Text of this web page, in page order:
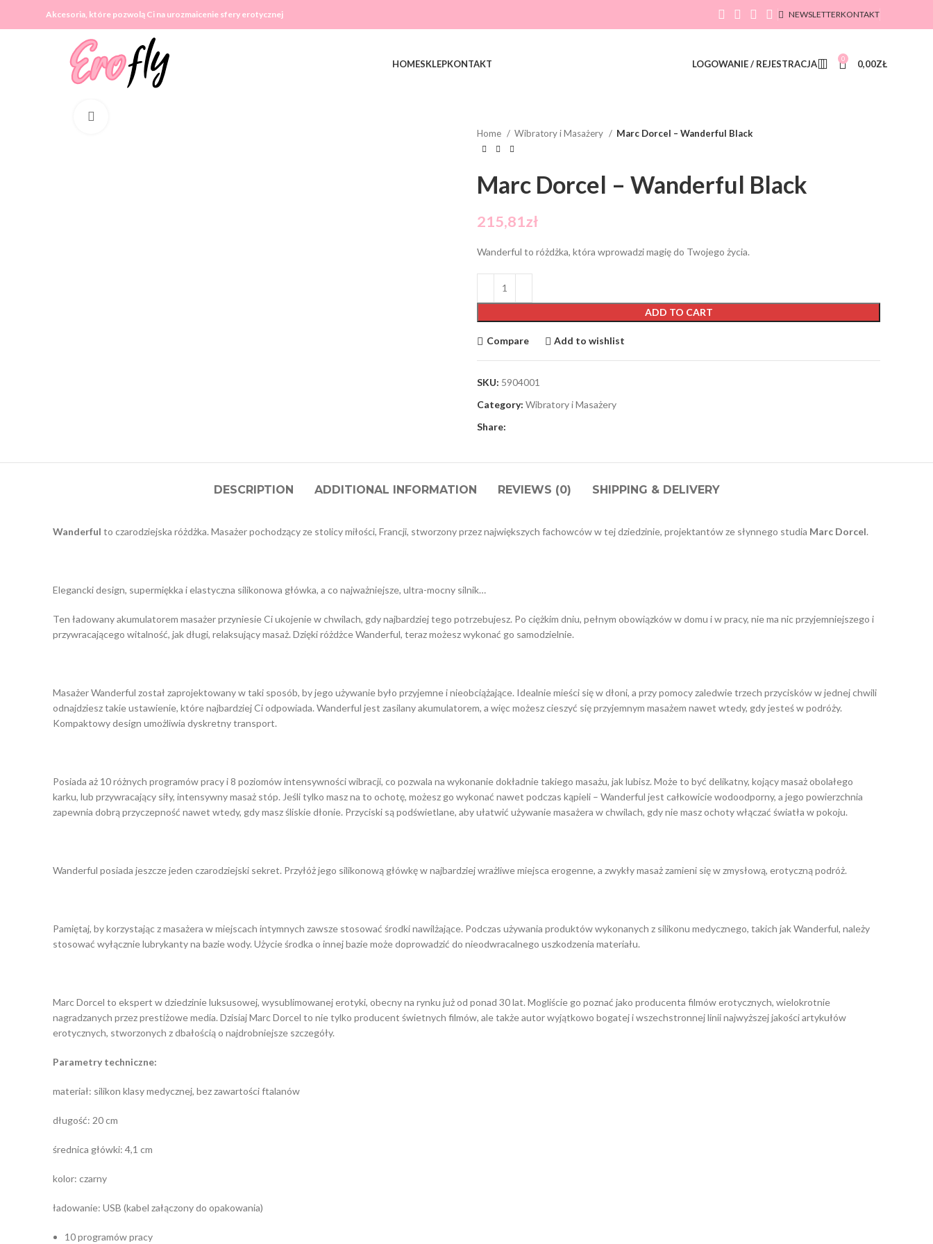
Akcesoria, które pozwolą Ci na urozmaicenie sfery erotycznej NEWSLETTERKONTAKT
HOMESKLEPKONTAKT LOGOWANIE / REJESTRACJA 0 0,00ZŁ
Home
Wibratory i Masażery Marc Dorcel – Wanderful Black
Marc Dorcel – Wanderful Black
215,81zł
Wanderful to różdżka, która wprowadzi magię do Twojego życia.
ADD TO CART
Compare Add to wishlist
SKU: 5904001
Category: Wibratory i Masażery
Share:
DESCRIPTION ADDITIONAL INFORMATION REVIEWS (0) SHIPPING & DELIVERY
Wanderful to czarodziejska różdżka. Masażer pochodzący ze stolicy miłości, Francji, stworzony przez największych fachowców w tej dziedzinie, projektantów ze słynnego studia Marc Dorcel.
Elegancki design, supermiękka i elastyczna silikonowa główka, a co najważniejsze, ultra-mocny silnik…
Ten ładowany akumulatorem masażer przyniesie Ci ukojenie w chwilach, gdy najbardziej tego potrzebujesz. Po ciężkim dniu, pełnym obowiązków w domu i w pracy, nie ma nic przyjemniejszego i
przywracającego witalność, jak długi, relaksujący masaż. Dzięki różdżce Wanderful, teraz możesz wykonać go samodzielnie.
Masażer Wanderful został zaprojektowany w taki sposób, by jego używanie było przyjemne i nieobciążające. Idealnie mieści się w dłoni, a przy pomocy zaledwie trzech przycisków w jednej chwili
odnajdziesz takie ustawienie, które najbardziej Ci odpowiada. Wanderful jest zasilany akumulatorem, a więc możesz cieszyć się przyjemnym masażem nawet wtedy, gdy jesteś w podróży.
Kompaktowy design umożliwia dyskretny transport.
Posiada aż 10 różnych programów pracy i 8 poziomów intensywności wibracji, co pozwala na wykonanie dokładnie takiego masażu, jak lubisz. Może to być delikatny, kojący masaż obolałego
karku, lub przywracający siły, intensywny masaż stóp. Jeśli tylko masz na to ochotę, możesz go wykonać nawet podczas kąpieli – Wanderful jest całkowicie wodoodporny, a jego powierzchnia
zapewnia dobrą przyczepność nawet wtedy, gdy masz śliskie dłonie. Przyciski są podświetlane, aby ułatwić używanie masażera w chwilach, gdy nie masz ochoty włączać światła w pokoju.
Wanderful posiada jeszcze jeden czarodziejski sekret. Przyłóż jego silikonową główkę w najbardziej wrażliwe miejsca erogenne, a zwykły masaż zamieni się w zmysłową, erotyczną podróż.
Pamiętaj, by korzystając z masażera w miejscach intymnych zawsze stosować środki nawilżające. Podczas używania produktów wykonanych z silikonu medycznego, takich jak Wanderful, należy
stosować wyłącznie lubrykanty na bazie wody. Użycie środka o innej bazie może doprowadzić do nieodwracalnego uszkodzenia materiału.
Marc Dorcel to ekspert w dziedzinie luksusowej, wysublimowanej erotyki, obecny na rynku już od ponad 30 lat. Mogliście go poznać jako producenta filmów erotycznych, wielokrotnie
nagradzanych przez prestiżowe media. Dzisiaj Marc Dorcel to nie tylko producent świetnych filmów, ale także autor wyjątkowo bogatej i wszechstronnej linii najwyższej jakości artykułów
erotycznych, stworzonych z dbałością o najdrobniejsze szczegóły.
Parametry techniczne:
materiał: silikon klasy medycznej, bez zawartości ftalanów
długość: 20 cm
średnica główki: 4,1 cm
kolor: czarny
ładowanie: USB (kabel załączony do opakowania)
10 programów pracy